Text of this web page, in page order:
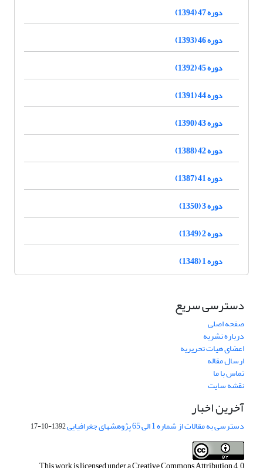
دوره 47 (1394)
دوره 46 (1393)
دوره 45 (1392)
دوره 44 (1391)
دوره 43 (1390)
دوره 42 (1388)
دوره 41 (1387)
دوره 3 (1350)
دوره 2 (1349)
دوره 1 (1348)
دسترسی سریع
صفحه اصلی
درباره نشریه
اعضای هیات تحریریه
ارسال مقاله
تماس با ما
نقشه سایت
آخرین اخبار
دسترسی به مقالات از شماره 1 الی 65 پژوهشهای جغرافیایی 1392-10-17